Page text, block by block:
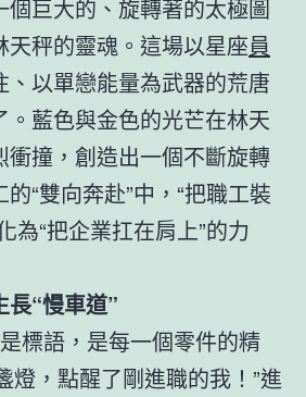
個巨大的、旋轉著的太極圖
天秤的靈魂。這場以星座員
、以單戀能量為武器的荒唐
藍色與金色的光芒在林天
衝撞，創造出一個不斷旋轉
“雙向奔赴”中，“把職工裝
為“把企業扛在肩上”的力
“慢車道”
是標語，是每一個零件的精
燈，點醒了剛進職的我！”進